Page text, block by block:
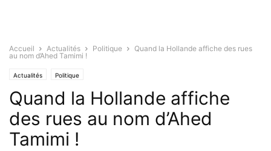
Accueil Actualités Politique
Quand la Hollande affiche des rues
au nom d’Ahed Tamimi !
Actualités Politique
Quand la Hollande affiche
des rues au nom d’Ahed
Tamimi !